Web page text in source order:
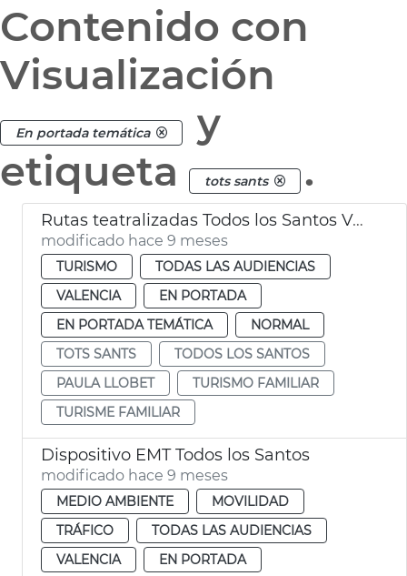
Contenido con
Visualización
En portada temática
y
etiqueta
tots sants .
Rutas teatralizadas Todos los Santos València
modificado hace 9 meses
TURISMO
TODAS LAS AUDIENCIAS
VALENCIA
EN PORTADA
EN PORTADA TEMÁTICA
NORMAL
TOTS SANTS
TODOS LOS SANTOS
PAULA LLOBET
TURISMO FAMILIAR
TURISME FAMILIAR
Dispositivo EMT Todos los Santos
modificado hace 9 meses
MEDIO AMBIENTE
MOVILIDAD
TRÁFICO
TODAS LAS AUDIENCIAS
VALENCIA
EN PORTADA